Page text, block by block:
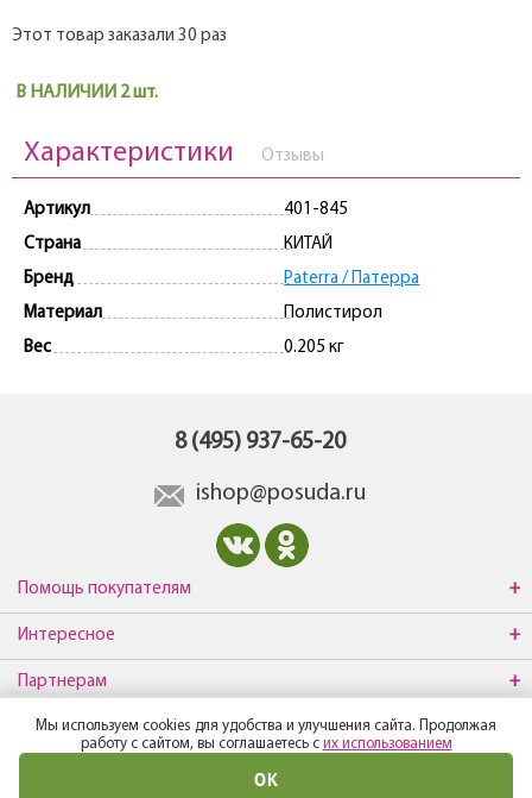
Этот товар заказали 30 раз
В НАЛИЧИИ 2 шт.
Характеристики Отзывы
Артикул
401-845
Страна
КИТАЙ
Бренд
Paterra / Патерра
Материал
Полистирол
Вес
0.205 кг
8 (495) 937-65-20
ishop@posuda.ru
Помощь покупателям
Интересное
Партнерам
О компании
Мы используем cookies для удобства и улучшения сайта. Продолжая
работу с сайтом, вы соглашаетесь с их использованием
ОК